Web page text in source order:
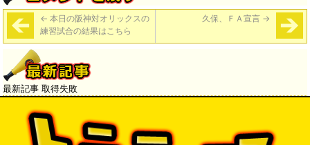
← 本日の阪神対オリックスの
練習試合の結果はこちら
久保、ＦＡ宣言 →
最新記事 取得失敗